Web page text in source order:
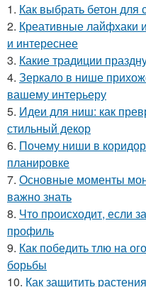
1. Как выбрать бетон для
2. Креативные лайфхаки
и интереснее
3. Какие традиции
4. Зеркало в нише
вашему интерьеру
5. Идеи для ниш: как
стильный декор
6. Почему ниши в
планировке
7. Основные моменты
важно знать
8. Что происходит, если
профиль
9. Как победить тлю на
борьбы
10. Как защитить